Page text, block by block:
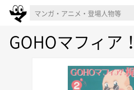
GOHOマフィア